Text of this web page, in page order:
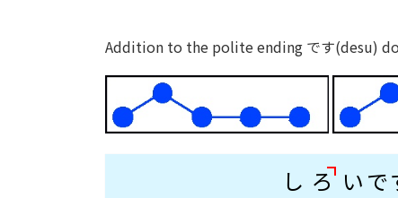
Addition to the polite ending です(desu)
し ろ いで